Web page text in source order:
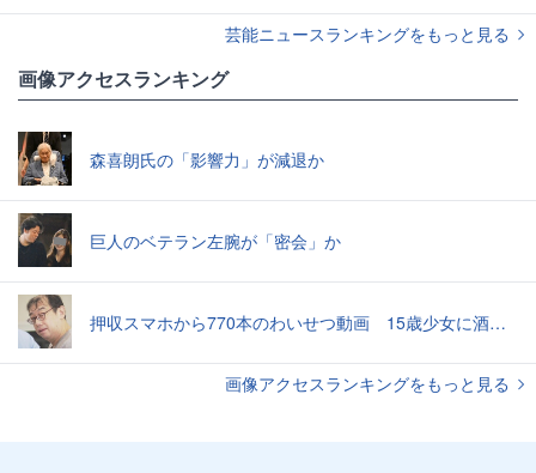
芸能ニュースランキングをもっと見る
画像アクセスランキング
森喜朗氏の「影響力」が減退か
巨人のベテラン左腕が「密会」か
押収スマホから770本のわいせつ動画 15歳少女に酒と薬飲ませ性的暴行か 54歳男を再逮捕 「薬もありますよ」とSNSで誘い出し
画像アクセスランキングをもっと見る